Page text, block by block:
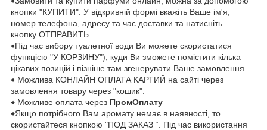
кнопки "КУПИТИ". У відкривній формі вкажіть Ваше ім'я,
номер телефона, адресу та час доставки та натисніть
кнопку ОТПРАВИТЬ .
♦Під час вибору туалетної води Ви можете скористатися
функцією "У КОРЗИНУ"), куди Ви зможете помістити кілька
цікавих позицій і пізніше там згенерувати Ваше замовлення.
♦ Можлива КОНЛАЙН ОПЛАТА КАРТИЙ на сайті через
замовлення товару через "кошик".
♦ Можливе оплата через ПромОплату
♦Якщо потрібного Вам аромату немає в наявності, то
скористайтеся кнопкою "ПОД ЗАКАЗ “. Під час використання